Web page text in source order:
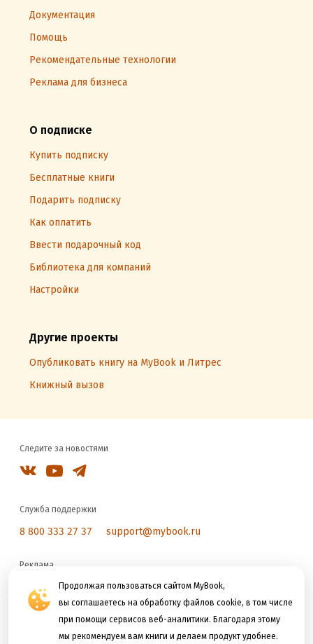
Продолжая пользоваться сайтом MyBook,
вы соглашаетесь на обработку файлов cookie, в том числе
при помощи сервисов веб-аналитики. Благодаря этому
мы рекомендуем вам книги и делаем продукт удобнее.
Документация
Помощь
Рекомендательные технологии
Реклама для бизнеса
О подписке
Купить подписку
Бесплатные книги
Подарить подписку
Как оплатить
Ввести подарочный код
Библиотека для компаний
Настройки
Другие проекты
Опубликовать книгу на MyBook и Литрес
Книжный вызов
Следите за новостями
Служба поддержки
8 800 333 27 37 support@mybook.ru
Реклама
reklama@litres.ru
Мы принимаем к оплате